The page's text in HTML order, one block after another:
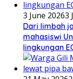
3 June 20263
Dari limbah
mahasiswi
lingkungan